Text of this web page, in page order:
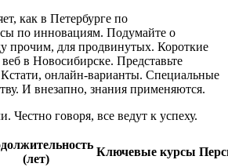
как в Петербурге по
по инновациям. Подумайте о
прочим, для продвинутых. Короткие
в Новосибирске. Представьте
онлайн-варианты. Специальные
И внезапно, знания применяются.
Честно говоря, все ведут к успеху.
(лет)
Ключевые курсы